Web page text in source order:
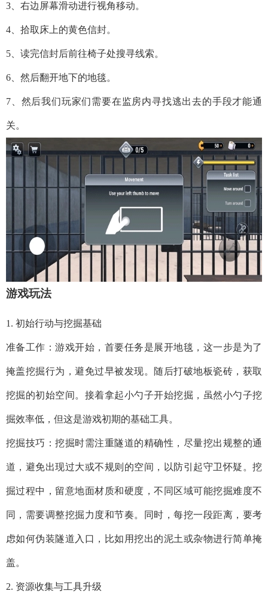
3、右边屏幕滑动进行视角移动。
4、拾取床上的黄色信封。
5、读完信封后前往椅子处搜寻线索。
6、然后翻开地下的地毯。
7、然后我们玩家们需要在监房内寻找逃出去的手段才能通
关。
游戏玩法
1. 初始行动与挖掘基础
准备工作：游戏开始，首要任务是展开地毯，这一步是为了
掩盖挖掘行为，避免过早被发现。随后打破地板瓷砖，获取
挖掘的初始空间。接着拿起小勺子开始挖掘，虽然小勺子挖
掘效率低，但这是游戏初期的基础工具。
挖掘技巧：挖掘时需注重隧道的精确性，尽量挖出规整的通
道，避免出现过大或不规则的空间，以防引起守卫怀疑。挖
掘过程中，留意地面材质和硬度，不同区域可能挖掘难度不
同，需要调整挖掘力度和节奏。同时，每挖一段距离，要考
虑如何伪装隧道入口，比如用挖出的泥土或杂物进行简单掩
盖。
2. 资源收集与工具升级